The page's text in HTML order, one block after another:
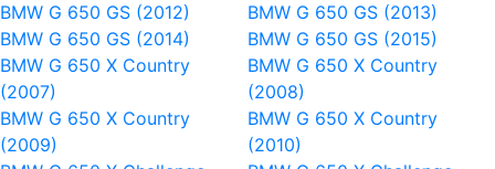
BMW G 650 GS (2012)
BMW G 650 GS (2013)
BMW G 650 GS (2014)
BMW G 650 GS (2015)
BMW G 650 X Country
(2007)
BMW G 650 X Country
(2008)
BMW G 650 X Country
(2009)
BMW G 650 X Country
(2010)